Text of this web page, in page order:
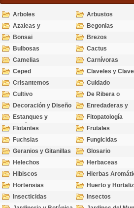
Arboles
Arbustos
Azaleas y
Rododendros
Begonias
Bonsai
Brezos
Bulbosas
Cactus
Camelias
Carnívoras
Ceped
Claveles y
Crisantemos
Cuidado
Cultivo
De Ribera o
Palustres
Decoración y Diseño
Enredaderas y
cubresuelos
Estanques y
Acuáticas
Fitopatología
Flotantes
Frutales
Fuchsias
Fungicidas
Geranios y Gitanillas
Glosario
Helechos
Herbaceas
Hibiscos
Hierbas
Hortensias
Huerto y
Insecticidas
Insectos